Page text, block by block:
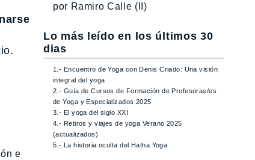
e
por Ramiro Calle (II)
Lo más leído en los últimos 30
dias
1.- Encuentro de Yoga con Denis Criado: Una visión
integral del yoga
2.- Guía de Cursos de Formación de Profesoras/es
de Yoga y Especializados 2025
3.- El yoga del siglo XXI
4.- Retiros y viajes de yoga Verano 2025
(actualizados)
5.- La historia oculta del Hatha Yoga